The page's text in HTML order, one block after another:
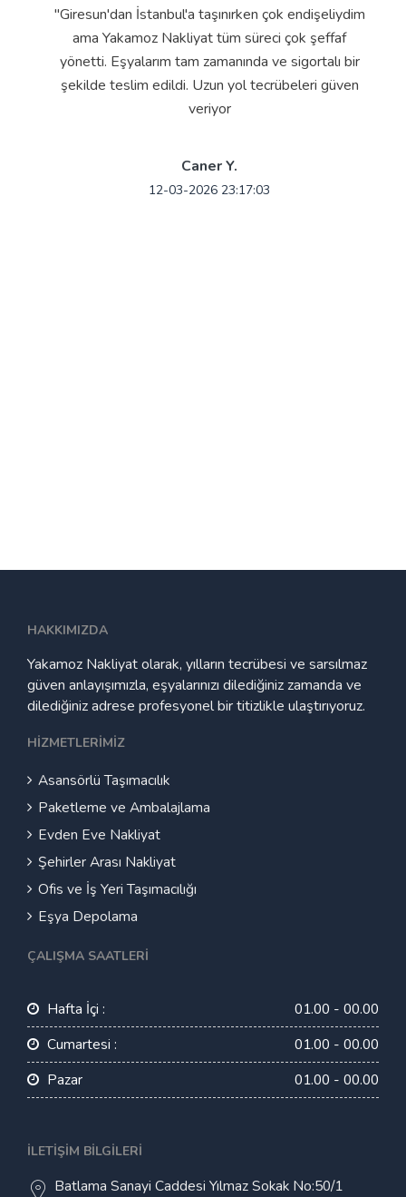
"Giresun'dan İstanbul'a taşınırken çok endişeliydim
ama Yakamoz Nakliyat tüm süreci çok şeffaf
yönetti. Eşyalarım tam zamanında ve sigortalı bir
şekilde teslim edildi. Uzun yol tecrübeleri güven
veriyor
Caner Y.
12-03-2026 23:17:03
HAKKIMIZDA
Yakamoz Nakliyat olarak, yılların tecrübesi ve sarsılmaz
güven anlayışımızla, eşyalarınızı dilediğiniz zamanda ve
dilediğiniz adrese profesyonel bir titizlikle ulaştırıyoruz.
HIZMETLERIMIZ
Asansörlü Taşımacılık
Paketleme ve Ambalajlama
Evden Eve Nakliyat
Şehirler Arası Nakliyat
Ofis ve İş Yeri Taşımacılığı
Eşya Depolama
ÇALIŞMA SAATLERI
Hafta İçi :
01.00 - 00.00
Cumartesi :
01.00 - 00.00
Pazar
01.00 - 00.00
İLETIŞIM BILGILERI
Batlama Sanayi Caddesi Yılmaz Sokak No:50/1